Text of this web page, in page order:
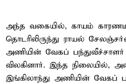
அந்த வகையில், காயம்
தொடரிலிருந்து ராயல்
அணியின் வேகப் பந்துவீச்சாளர்
விலகினார். இந்த நிலையில்,
இங்கிலாந்து அணியின் வேகப்